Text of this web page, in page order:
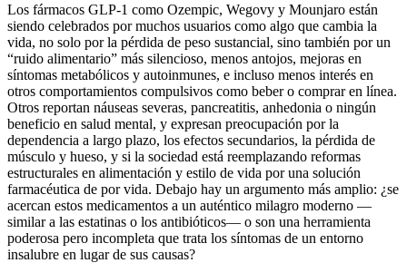
Los fármacos GLP‑1 como Ozempic, Wegovy y Mounjaro están
siendo celebrados por muchos usuarios como algo que cambia la
vida, no solo por la pérdida de peso sustancial, sino también por un
“ruido alimentario” más silencioso, menos antojos, mejoras en
síntomas metabólicos y autoinmunes, e incluso menos interés en
otros comportamientos compulsivos como beber o comprar en línea.
Otros reportan náuseas severas, pancreatitis, anhedonia o ningún
beneficio en salud mental, y expresan preocupación por la
dependencia a largo plazo, los efectos secundarios, la pérdida de
músculo y hueso, y si la sociedad está reemplazando reformas
estructurales en alimentación y estilo de vida por una solución
farmacéutica de por vida. Debajo hay un argumento más amplio: ¿se
acercan estos medicamentos a un auténtico milagro moderno —
similar a las estatinas o los antibióticos— o son una herramienta
poderosa pero incompleta que trata los síntomas de un entorno
insalubre en lugar de sus causas?